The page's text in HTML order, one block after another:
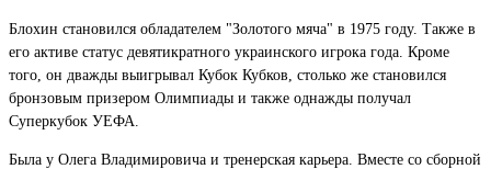
Блохин становился обладателем "Золотого мяча" в 1975 году. Также в
его активе статус девятикратного украинского игрока года. Кроме
того, он дважды выигрывал Кубок Кубков, столько же становился
бронзовым призером Олимпиады и также однажды получал
Суперкубок УЕФА.
Была у Олега Владимировича и тренерская карьера. Вместе со сборной